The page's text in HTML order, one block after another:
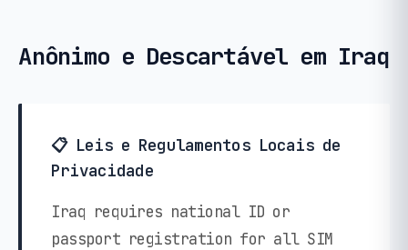
Anônimo e Descartável em Iraq
📋 Leis e Regulamentos Locais de
Privacidade
Iraq requires national ID or
passport registration for all SIM